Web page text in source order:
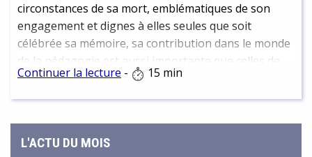
circonstances de sa mort, emblématiques de son
engagement et dignes à elles seules que soit
célébrée sa mémoire, sa contribution dans le monde
de la pédagogie est aussi importante que celles de
Maria Montessori, Célestin Freinet, et les autres
grands pédagogues qui, comme lui, s’inscrivent dans
droits de l’enfant.
Continuer la lecture - 15 min
L'ACTU DU MOIS